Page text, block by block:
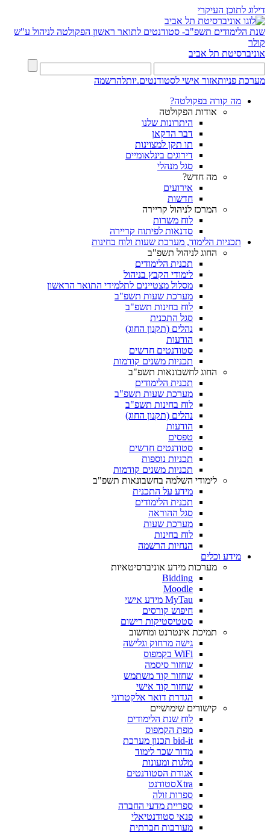
דילוג לתוכן העיקרי
שנת הלימודים תשפ"ב- סטודנטים לתואר ראשון הפקולטה לניהול ע"ש
קולר
אוניברסיטת תל אביב
מערכת פניותאזור אישי לסטודנטים.יותלהרשמה
מה קורה בפקולטה?
אודות הפקולטה
היתרונות שלנו
דבר הדקאן
תו תקן למצוינות
דירוגים בינלאומיים
סגל מנהלי
מה חדש?
אירועים
חדשות
המרכז לניהול קריירה
לוח משרות
סדנאות לפיתוח קריירה
תכניות הלימוד, מערכת שעות ולוח בחינות
החוג לניהול תשפ"ב
תכנית הלימודים
לימודי הקבץ בניהול
מסלול מצטיינים לתלמידי התואר הראשון
מערכת שעות תשפ"ב
לוח בחינות תשפ"ב
סגל התכנית
נהלים (תקנון החוג)
הודעות
סטודנטים חדשים
תכניות משנים קודמות
החוג לחשבונאות תשפ"ב
תכנית הלימודים
מערכת שעות תשפ"ב
לוח בחינות תשפ"ב
נהלים (תקנון החוג)
הודעות
טפסים
סטודנטים חדשים
תכניות נוספות
תכניות משנים קודמות
לימודי השלמה בחשבונאות תשפ"ב
מידע על התכנית
תכנית הלימודים
סגל ההוראה
מערכת שעות
לוח בחינות
הנחיות הרשמה
מידע וכלים
מערכות מידע אוניברסיטאיות
Bidding
Moodle
MyTau מידע אישי
חיפוש קורסים
סטטיסטיקות רישום
תמיכת אינטרנט ומחשוב
גישה מרחוק וגלישה
WiFi בקמפוס
שחזור סיסמה
שחזור קוד משתמש
שחזור קוד אישי
הגדרת דואר אלקטרוני
קישורים שימושיים
לוח שנת הלימודים
מפת הקמפוס
bid-it תכנון מערכת
מדור שכר לימוד
מלגות ומעונות
אגודת הסטודנטים
Xtraסטודנט
ספרות זולה
ספריית מדעי החברה
פנאי סטודנטיאלי
מעורבות חברתית